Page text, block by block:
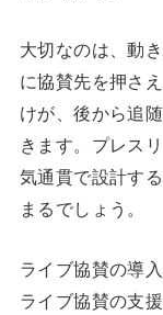
大切なのは、動
に協賛先を押さ
けが、後から追
きます。プレス
気通貫で設計す
まるでしょう。
ライブ協賛の導
ライブ協賛の支